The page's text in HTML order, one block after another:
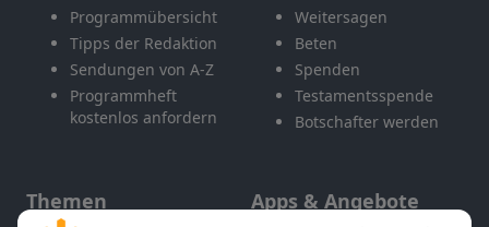
Programmübersicht
Tipps der Redaktion
Sendungen von A-Z
Programmheft
kostenlos anfordern
Weitersagen
Beten
Spenden
Testamentsspende
Botschafter werden
Themen Apps & Angebote